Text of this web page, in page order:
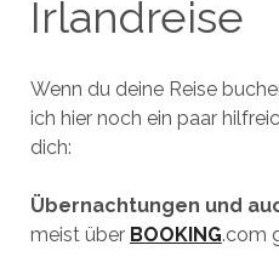
Irlandreise
Wenn du deine Reise
ich hier noch ein paar
dich:
Übernachtungen und
meist über BOOKING.com